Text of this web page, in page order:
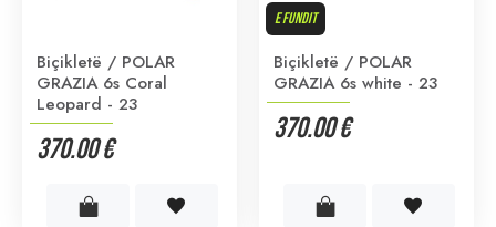
Biçikletë / POLAR
GRAZIA 6s Coral
Leopard - 23
370.00 €
E FUNDIT
Biçikletë / POLAR
GRAZIA 6s white - 23
370.00 €